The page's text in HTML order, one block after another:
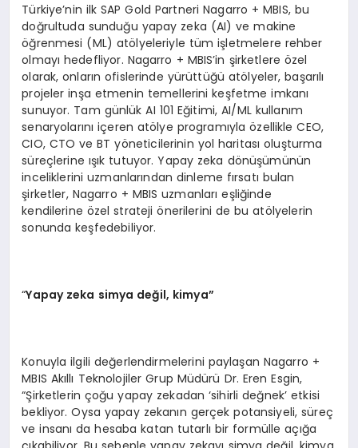
Türkiye’nin ilk SAP Gold Partneri Nagarro + MBIS, bu
doğrultuda sunduğu yapay zeka (AI) ve makine
öğrenmesi (ML) atölyeleriyle tüm işletmelere rehber
olmayı hedefliyor. Nagarro + MBIS’in şirketlere özel
olarak, onların ofislerinde yürüttüğü atölyeler, başarılı
projeler inşa etmenin temellerini keşfetme imkanı
sunuyor. Tam günlük AI 101 Eğitimi, AI/ML kullanım
senaryolarını içeren atölye programıyla özellikle CEO,
CIO, CTO ve BT yöneticilerinin yol haritası oluşturma
süreçlerine ışık tutuyor. Yapay zeka dönüşümünün
inceliklerini uzmanlarından dinleme fırsatı bulan
şirketler, Nagarro + MBIS uzmanları eşliğinde
kendilerine özel strateji önerilerini de bu atölyelerin
sonunda keşfedebiliyor.
“Yapay zeka simya değil, kimya”
Konuyla ilgili değerlendirmelerini paylaşan Nagarro +
MBIS Akıllı Teknolojiler Grup Müdürü Dr. Eren Esgin,
“Şirketlerin çoğu yapay zekadan ‘sihirli değnek’ etkisi
bekliyor. Oysa yapay zekanın gerçek potansiyeli, süreç
ve insanı da hesaba katan tutarlı bir formülle açığa